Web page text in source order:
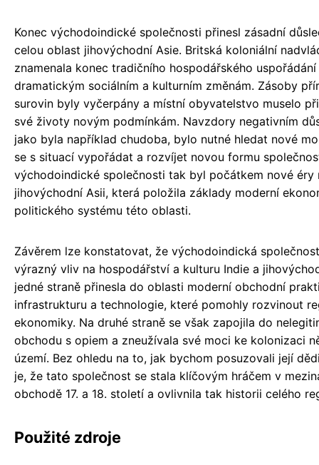
Konec východoindické společnosti přinesl zásadní
celou oblast jihovýchodní Asie. Britská koloniální
znamenala konec tradičního hospodářského
dramatickým sociálním a kulturním změnám. Zásoby
surovin byly vyčerpány a místní obyvatelstvo muselo
své životy novým podmínkám. Navzdory negativním
jako byla například chudoba, bylo nutné hledat nové
se s situací vypořádat a rozvíjet novou formu
východoindické společnosti tak byl počátkem nové éry
jihovýchodní Asii, která položila základy moderní
politického systému této oblasti.
Závěrem lze konstatovat, že východoindická
výrazný vliv na hospodářství a kulturu Indie a
jedné straně přinesla do oblasti moderní obchodní
infrastrukturu a technologie, které pomohly rozvinout
ekonomiky. Na druhé straně se však zapojila do
obchodu s opiem a zneužívala své moci ke kolonizaci
území. Bez ohledu na to, jak bychom posuzovali její
je, že tato společnost se stala klíčovým hráčem v
obchodě 17. a 18. století a ovlivnila tak historii celého
Použité zdroje